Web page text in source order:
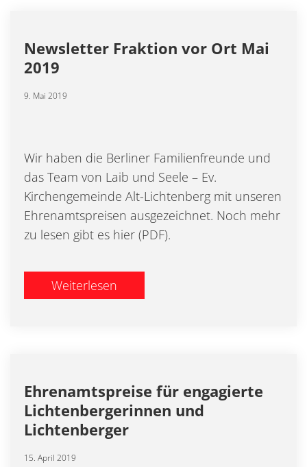
Newsletter Fraktion vor Ort Mai
2019
9. Mai 2019
Wir haben die Berliner Familienfreunde und
das Team von Laib und Seele – Ev.
Kirchengemeinde Alt-Lichtenberg mit unseren
Ehrenamtspreisen ausgezeichnet. Noch mehr
zu lesen gibt es hier (PDF).
Weiterlesen
Ehrenamtspreise für engagierte
Lichtenbergerinnen und
Lichtenberger
15. April 2019